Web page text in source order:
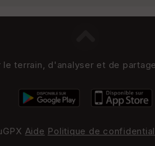
terrain, d'analyser et de
Aide Politique de